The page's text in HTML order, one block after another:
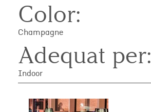
Color:
Adequat per:
Champagne
Indoor